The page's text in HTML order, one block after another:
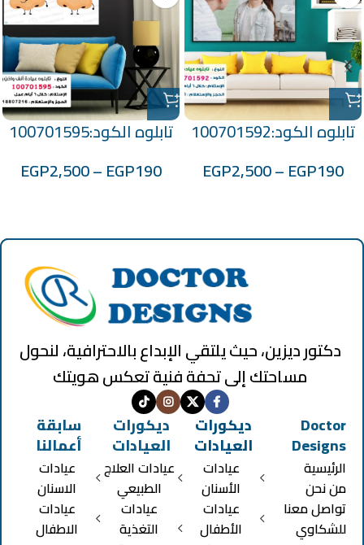
تابلوه الكود:100701592
EGP190
–
EGP2,500
تابلوه الكود:100701595
EGP190
–
EGP2,500
دكتور ديزين، حيث يلتقي الإبداع بالاحترافية، لنحول
مساحتك إلى تحفة فنية تعكس هويتك
Doctor
Designs
الرئيسية
من نحن
تواصل معنا
للشكاوي
ديكورات
العيادات
عيادات
الأسنان
عيادات
الأطفال
ديكورات
العيادات
عيادات العلاج
الطبيعي
عيادات
التغذية
سابقة
أعمالنا
عيادات
الاسنان
عيادات
الاطفال